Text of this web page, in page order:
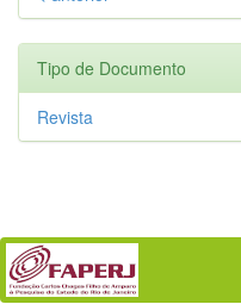
Tipo de Documento
Revista